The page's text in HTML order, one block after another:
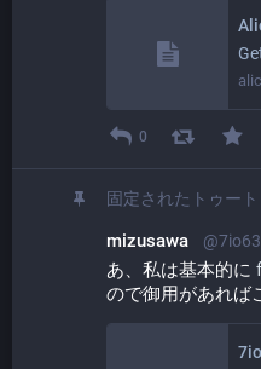
0
固定されたトゥート
mizusawa
あ、私は基本的に
ので御用があれば